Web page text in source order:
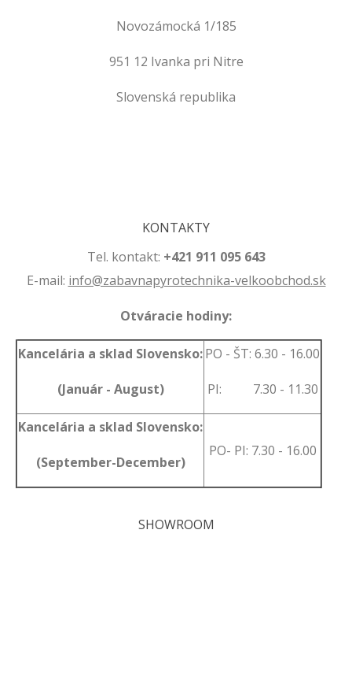
Novozámocká 1/185
951 12 Ivanka pri Nitre
Slovenská republika
KONTAKTY
Tel. kontakt: +421 911 095 643
E-mail: info@zabavnapyrotechnika-velkoobchod.sk
Otváracie hodiny:
Kancelária a sklad Slovensko:
(Január - August)
PO - ŠT: 6.30 - 16.00
PI: 7.30 - 11.30
Kancelária a sklad Slovensko:
(September-December)
PO- PI: 7.30 - 16.00
SHOWROOM